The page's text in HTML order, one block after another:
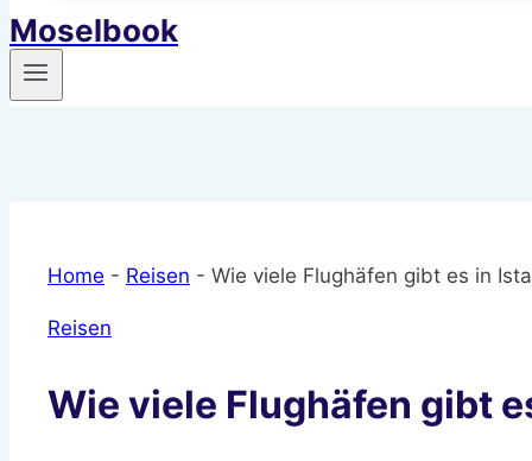
Moselbook
Home - Reisen - Wie viele Flughäfen gibt es in
Reisen
Wie viele Flughäfen gibt